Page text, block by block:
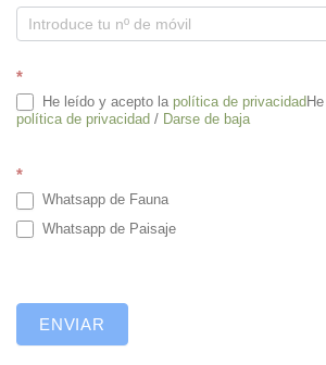
h
a
a
*
He leído y acepto la política de privacidad
política de privacidad / Darse de baja
*
Whatsapp de Fauna
Whatsapp de Paisaje
ENVIAR